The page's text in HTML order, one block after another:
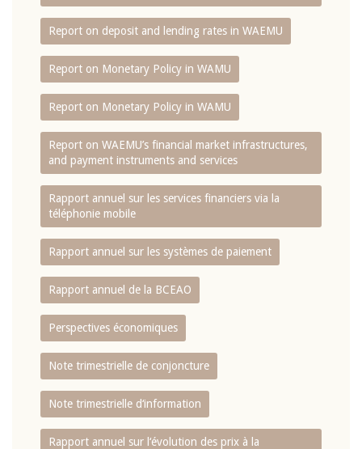
Report on deposit and lending rates in WAEMU
Report on Monetary Policy in WAMU
Report on Monetary Policy in WAMU
Report on WAEMU’s financial market infrastructures,
and payment instruments and services
Rapport annuel sur les services financiers via la
téléphonie mobile
Rapport annuel sur les systèmes de paiement
Rapport annuel de la BCEAO
Perspectives économiques
Note trimestrielle de conjoncture
Note trimestrielle d‘information
Rapport annuel sur l‘évolution des prix à la